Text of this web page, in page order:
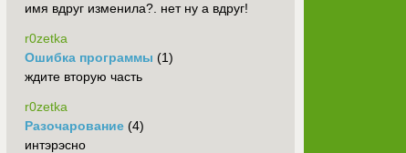
имя вдруг изменила?. нет ну а вдруг!
r0zetka
Ошибка программы (1)
ждите вторую часть
r0zetka
Разочарование (4)
интэрэсно